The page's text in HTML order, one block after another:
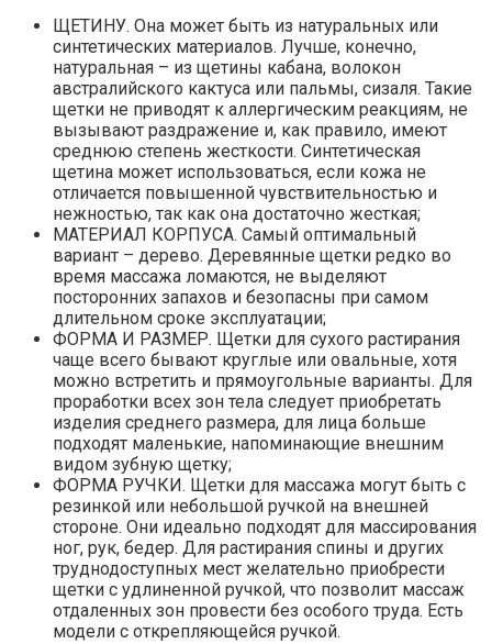
ЩЕТИНУ. Она может быть из натуральных или
синтетических материалов. Лучше, конечно,
натуральная – из щетины кабана, волокон
австралийского кактуса или пальмы, сизаля. Такие
щетки не приводят к аллергическим реакциям, не
вызывают раздражение и, как правило, имеют
среднюю степень жесткости. Синтетическая
щетина может использоваться, если кожа не
отличается повышенной чувствительностью и
нежностью, так как она достаточно жесткая;
МАТЕРИАЛ КОРПУСА. Самый оптимальный
вариант – дерево. Деревянные щетки редко во
время массажа ломаются, не выделяют
посторонних запахов и безопасны при самом
длительном сроке эксплуатации;
ФОРМА И РАЗМЕР. Щетки для сухого растирания
чаще всего бывают круглые или овальные, хотя
можно встретить и прямоугольные варианты. Для
проработки всех зон тела следует приобретать
изделия среднего размера, для лица больше
подходят маленькие, напоминающие внешним
видом зубную щетку;
ФОРМА РУЧКИ. Щетки для массажа могут быть с
резинкой или небольшой ручкой на внешней
стороне. Они идеально подходят для массирования
ног, рук, бедер. Для растирания спины и других
труднодоступных мест желательно приобрести
щетки с удлиненной ручкой, что позволит массаж
отдаленных зон провести без особого труда. Есть
модели с открепляющейся ручкой.